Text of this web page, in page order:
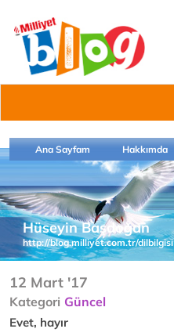
Ana Sayfam Hakkımda
Hüseyin Başdoğan
http://blog.milliyet.com.tr/dilbilgisi
12 Mart '17
Kategori Güncel
Evet, hayır